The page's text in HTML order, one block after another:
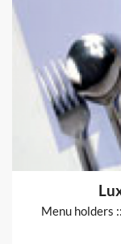
Menu holders